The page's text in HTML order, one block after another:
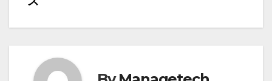
ゲ
ー
シ